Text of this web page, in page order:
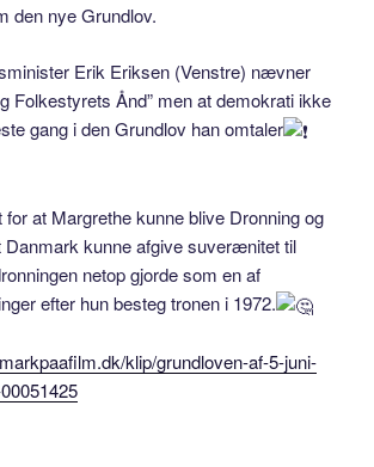
den nye Grundlov.
Erik Eriksen (Venstre) nævner
Folkestyrets Ånd” men at demokrati ikke
gang i den Grundlov han omtaler
for at Margrethe kunne blive Dronning og
Danmark kunne afgive suverænitet til
netop gjorde som en af
efter hun besteg tronen i 1972.
klip/grundloven-af-5-juni-